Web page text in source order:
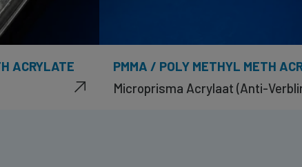
ACRYLATE
PMMA / POLY METHYL METH
Microprisma Acrylaat (Anti-